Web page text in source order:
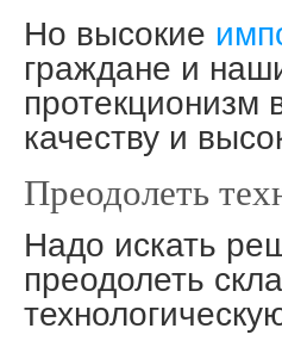
Но высокие
граждане и
протекционизм
качеству и
Преодолеть
Надо искать
преодолеть